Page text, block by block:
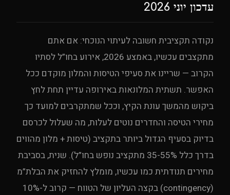
עדכון יוני 2026
נקודה תקציבית חשובה לעיתוי הנוכחי: אם אתם
מתקצבים עכשיו, באמצע 2026, אירוע בחו”ל לסתיו
הקרוב — שריינו את סעיפי הטיסות והמלון מוקדם ככל
האפשר. תשתית המלונאות באירופה עדיין תחת לחץ
ביקוש מהמשך עונת הקיץ, וככל שמתקרבים למועד כך
מחירי הטיסה והחדרים נוטים לעלות, מה שעלול לכרסם
בדיוק בסעיף הגדול ביותר בתקציב (טיסות + מלון מהווים
בדרך כלל 35-55% מתקציב נופש בחו”ל). שנית, בסביבת
מחירים תנודתית כמו עכשיו, מומלץ להחזיק את הבלת”מ
(contingency) בקצה העליון של הטווח — קרוב ל-10%